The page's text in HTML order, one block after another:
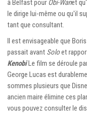
à Belfast pour Obi-Wanet
le dirige lui-même ou qu'il
tant que consultant.
Il est envisageable que
passait avant Soloet
KenobiLe film se déroule
George Lucas est
sommes plusieurs que
ancien maire élimine ces
vous pouvez consulter le